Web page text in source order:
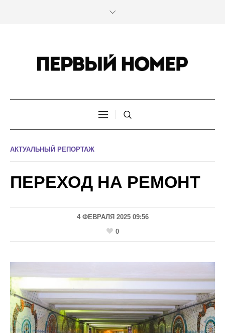
АКТУАЛЬНЫЙ РЕПОРТАЖ
ПЕРЕХОД НА РЕМОНТ
4 ФЕВРАЛЯ 2025 09:56
0